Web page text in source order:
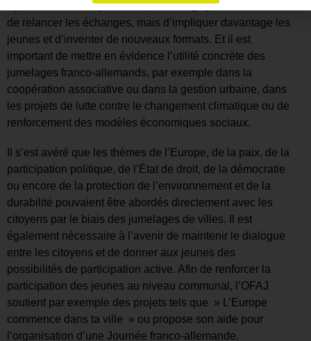
Après trois ans de pandémie, il ne s’agit pas seulement
de relancer les échanges, mais d’impliquer davantage les
jeunes et d’inventer de nouveaux formats. Et il est
important de mettre en évidence l’utilité concrète des
jumelages franco-allemands, par exemple dans la
coopération associative ou dans la gestion urbaine, dans
les projets de lutte contre le changement climatique ou de
renforcement des modèles économiques sociaux.
Il s’est avéré que les thèmes de l’Europe, de la paix, de la
participation politique, de l’État de droit, de la démocratie
ou encore de la protection de l’environnement et de la
durabilité pouvaient être abordés directement avec les
citoyens par le biais des jumelages de villes. Il est
également nécessaire à l’avenir de maintenir le dialogue
entre les citoyens et de donner aux jeunes des
possibilités de participation active. Afin de renforcer la
participation des jeunes au niveau communal, l’OFAJ
soutient par exemple des projets tels que » L’Europe
commence dans ta ville » ou propose son aide pour
l’organisation d’une Journée franco-allemande.